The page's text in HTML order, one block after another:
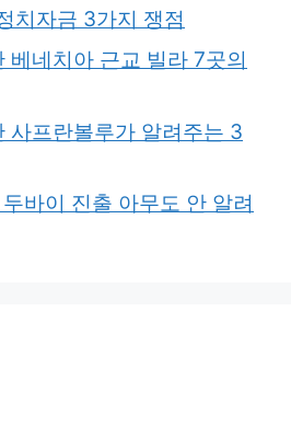
치자금 3가지 쟁점
베네치아 근교 빌라 7곳의
사프란볼루가 알려주는 3
바이 진출 아무도 안 알려